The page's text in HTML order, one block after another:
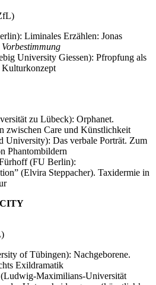
Liminales Erzählen: Jonas
Vorbestimmung
University Giessen): Pfropfung als
zu Lübeck): Orphanet.
zwischen Care und Künstlichkeit
University): Das verbale Porträt. Zum
Phantombildern
(FU Berlin):
(Elvira Steppacher). Taxidermie in
of Tübingen): Nachgeborene.
Exildramatik
Maximilians-Universität